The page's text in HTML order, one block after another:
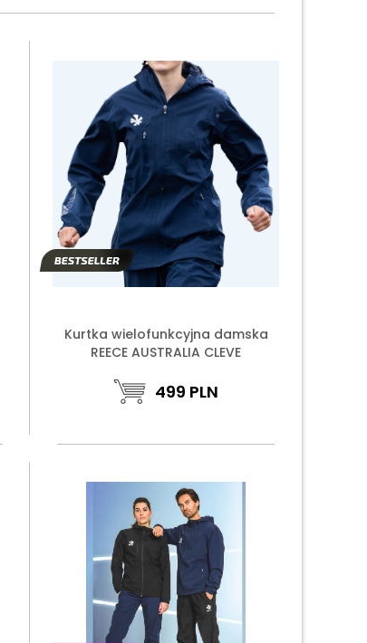
Kurtka wielofunkcyjna damska
REECE AUSTRALIA CLEVE
499 PLN